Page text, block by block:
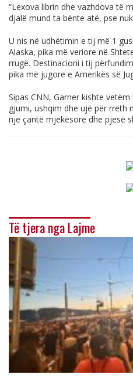
“Lexova librin dhe vazhdova të
djalë mund ta bënte atë, pse
U nis në udhëtimin e tij më 1
Alaska, pika më veriore në
rrugë. Destinacioni i tij
pika më jugore e Amerikës së
Sipas CNN, Garner kishte
gjumi, ushqim dhe ujë për rreth
një çantë mjekësore dhe pjesë
Të tjera nga Lajme